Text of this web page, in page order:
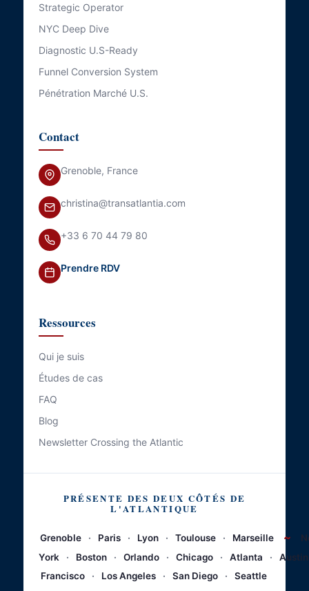
Strategic Operator
NYC Deep Dive
Diagnostic U.S-Ready
Funnel Conversion System
Pénétration Marché U.S.
Contact
Grenoble, France
christina@transatlantia.com
+33 6 70 44 79 80
Prendre RDV
Ressources
Qui je suis
Études de cas
FAQ
Blog
Newsletter Crossing the Atlantic
PRÉSENTE DES DEUX CÔTÉS DE
L'ATLANTIQUE
Grenoble · Paris · Lyon · Toulouse · Marseille ~
York
· Boston · Orlando · Chicago · Atlanta ·
Austin
Francisco
· Los Angeles · San Diego · Seattle